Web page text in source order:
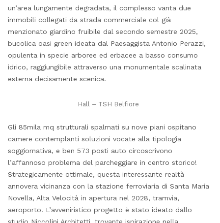
un’area lungamente degradata, il complesso vanta due
immobili collegati da strada commerciale col già
menzionato giardino fruibile dal secondo semestre 2025,
bucolica oasi green ideata dal Paesaggista Antonio Perazzi,
opulenta in specie arboree ed erbacee a basso consumo
idrico, raggiungibile attraverso una monumentale scalinata
esterna decisamente scenica.
Hall – TSH Belfiore
Gli 85mila mq strutturali spalmati su nove piani ospitano
camere contemplanti soluzioni vocate alla tipologia
soggiornativa, e ben 573 posti auto circoscrivono
l’affannoso problema del parcheggiare in centro storico!
Strategicamente ottimale, questa interessante realtà
annovera vicinanza con la stazione ferroviaria di Santa Maria
Novella, Alta Velocità in apertura nel 2028, tramvia,
aeroporto. L’avveniristico progetto è stato ideato dallo